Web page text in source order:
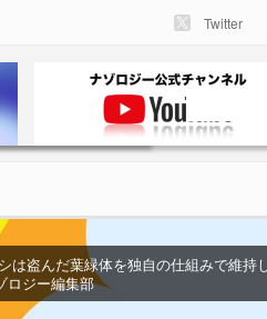
Twitter
は盗んだ葉緑体を独自の仕組みで維持
ロジー編集部